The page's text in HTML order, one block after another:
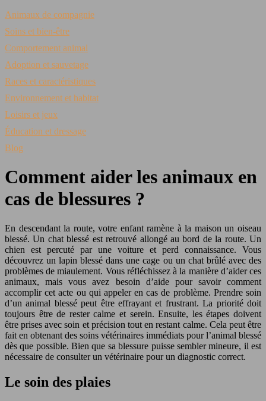
Animaux de compagnie
Soins et bien-être
Comportement animal
Adoption et sauvetage
Races et caractéristiques
Environnement et habitat
Loisirs et jeux
Éducation et dressage
Blog
Comment aider les animaux en
cas de blessures ?
En descendant la route, votre enfant ramène à la maison un oiseau
blessé. Un chat blessé est retrouvé allongé au bord de la route. Un
chien est percuté par une voiture et perd connaissance. Vous
découvrez un lapin blessé dans une cage ou un chat brûlé avec des
problèmes de miaulement. Vous réfléchissez à la manière d’aider ces
animaux, mais vous avez besoin d’aide pour savoir comment
accomplir cet acte ou qui appeler en cas de problème. Prendre soin
d’un animal blessé peut être effrayant et frustrant. La priorité doit
toujours être de rester calme et serein. Ensuite, les étapes doivent
être prises avec soin et précision tout en restant calme. Cela peut être
fait en obtenant des soins vétérinaires immédiats pour l’animal blessé
dès que possible. Bien que sa blessure puisse sembler mineure, il est
nécessaire de consulter un vétérinaire pour un diagnostic correct.
Le soin des plaies